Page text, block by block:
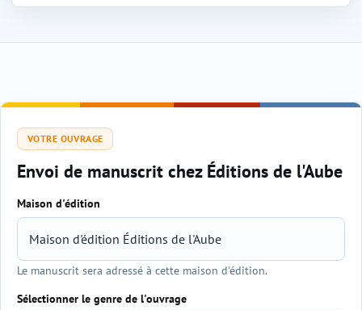
VOTRE OUVRAGE
Envoi de manuscrit chez Éditions de l'Aube
Sélection de l'éditeur et du genre
Maison d'édition
Le manuscrit sera adressé à cette maison d'édition.
Sélectionner le genre de l'ouvrage